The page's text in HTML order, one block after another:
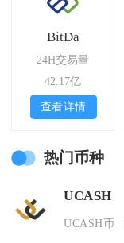
BitDa
24H交易量
42.17亿
查看详情
热门币种
UCASH
UCASH币